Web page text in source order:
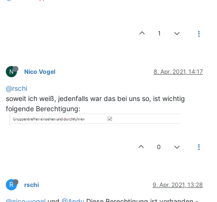
1
Nico Vogel 8. Apr. 2021, 14:17
@rschi
soweit ich weiß, jedenfalls war das bei uns so, ist wichtig
folgende Berechtigung:
0
R rschi 9. Apr. 2021, 13:28